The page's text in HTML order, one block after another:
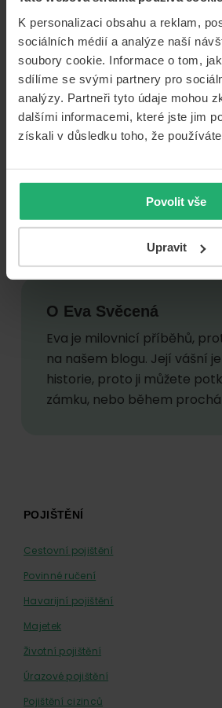
K personalizaci obsahu a reklam,
sociálních médií a analýze naší
soubory cookie. Informace o tom,
sdílíme se svými partnery pro
analýzy. Partneři tyto údaje mohou
dalšími informacemi, které jste jim
získali v důsledku toho, že
Povolit vše
Upravit
Foto: Pixabay,
Přednosti nové bílé karty
Bílá „zelená karta“ ušetří
pojišťovny i komunikaci s
dostat i pokutu. Jestliže se vám
povinného ručení ztratí nebo
vytisknete doma z elektronické
O Eva Svěcená
Eva je milovnicí příběhů,
na našem blogu. Její vášní
historie, proto ji můžete
zámku, nebo během
FooterPOJIŠTĚNÍ
Cestovní pojištění
Povinné ručení
Havarijní pojištění
Majetek
Životní pojištění
Úrazové pojištění
Pojištění cizinců